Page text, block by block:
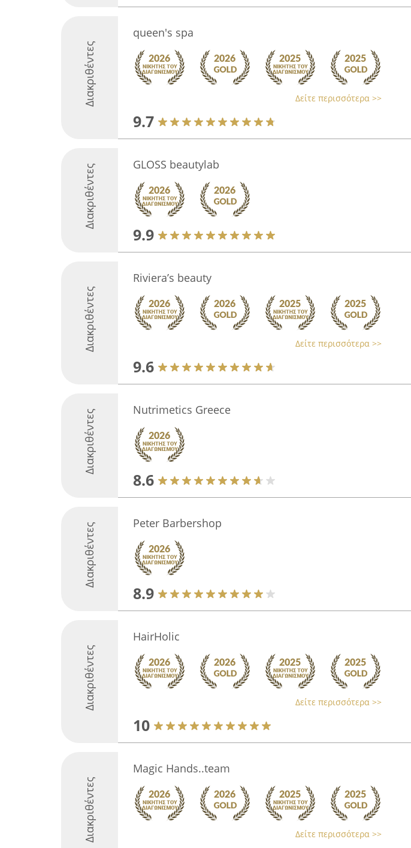
Διακριθέντες
queen's spa
Δείτε περισσότερα >>
9.7
Διακριθέντες GLOSS beautylab
9.9
Διακριθέντες
Riviera’s beauty
Δείτε περισσότερα >>
9.6
Διακριθέντες Nutrimetics Greece
8.6
Διακριθέντες Peter Barbershop
8.9
Διακριθέντες
HairHolic
Δείτε περισσότερα >>
10
Διακριθέντες
Μagic Hands..team
Δείτε περισσότερα >>